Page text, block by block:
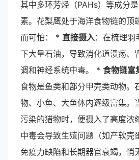
其中多环芳烃（PAHs）等成分
素。花梨鹰处于海洋食物链的顶
而可怕： * 直接摄入：在梳理羽
下大量石油，导致消化道溃疡、
调和神经系统中毒。 * 食物链富
食物是鱼类和部分甲壳类动物。
物、小鱼、大鱼体内逐级富集。
污染的猎物时，便摄入了高度浓
中毒会导致生殖问题（如产软壳
免疫力缺陷和长期器官衰竭，悄